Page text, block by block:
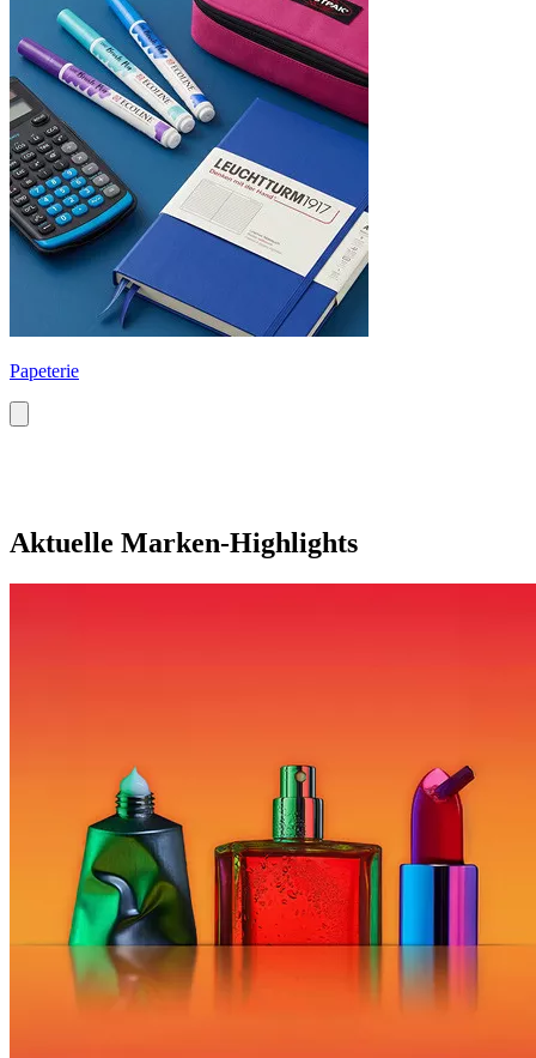
Papeterie
Aktuelle Marken-Highlights